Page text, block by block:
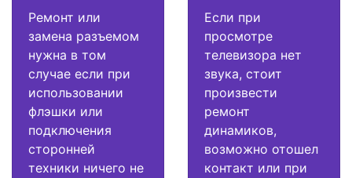
Ремонт или
замена разъемом
нужна в том
случае если при
использовании
флэшки или
подключения
сторонней
техники ничего не
Если при
просмотре
телевизора нет
звука, стоит
произвести
ремонт
динамиков,
возможно отошел
контакт или при